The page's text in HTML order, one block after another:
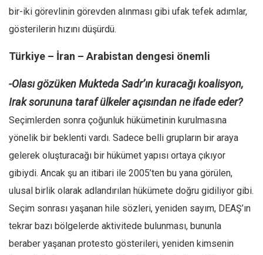
bir-iki görevlinin görevden alınması gibi ufak tefek adımlar,
gösterilerin hızını düşürdü.
Türkiye – İran – Arabistan dengesi önemli
-Olası gözüken Mukteda Sadr’ın kuracağı koalisyon,
Irak sorununa taraf ülkeler açısından ne ifade eder?
Seçimlerden sonra çoğunluk hükümetinin kurulmasına
yönelik bir beklenti vardı. Sadece belli grupların bir araya
gelerek oluşturacağı bir hükümet yapısı ortaya çıkıyor
gibiydi. Ancak şu an itibari ile 2005’ten bu yana görülen,
ulusal birlik olarak adlandırılan hükümete doğru gidiliyor gibi.
Seçim sonrası yaşanan hile sözleri, yeniden sayım, DEAŞ’ın
tekrar bazı bölgelerde aktivitede bulunması, bununla
beraber yaşanan protesto gösterileri, yeniden kimsenin